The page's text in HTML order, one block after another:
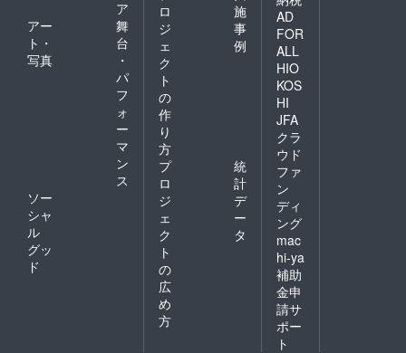
ア
アー
ト・
写真
舞
台
・
パ
フ
ォ
ー
マ
ン
ス
ソー
シャ
ル
グッ
ド
ロ
ジ
ェ
ク
ト
の
作
り
方
施
事
例
プ
ロ
ジ
ェ
ク
ト
の
広
め
方
統
計
デ
ー
タ
AD
FOR
ALL
HIO
KOS
HI
JFA
クラ
ウド
ファ
ン
ディ
ング
mac
hi-ya
補助
金申
請サ
ポー
ト